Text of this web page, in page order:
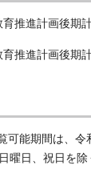
推進計画後期計
推進計画後期計
可能期間は、令
曜日、祝日を除